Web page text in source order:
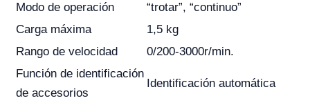
Modo de operación
“trotar”, “continuo”
Carga máxima
1,5 kg
Rango de velocidad
0/200-3000r/min.
Función de identificación
de accesorios
Identificación automática